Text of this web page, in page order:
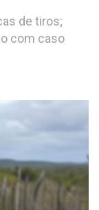
de tiros;
com caso